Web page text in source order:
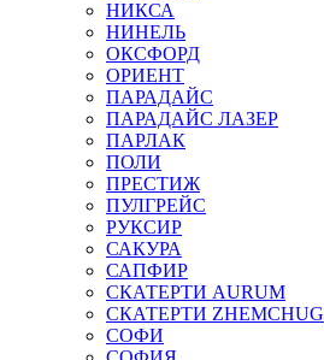
НИКСА
НИНЕЛЬ
ОКСФОРД
ОРИЕНТ
ПАРАДАЙС
ПАРАДАЙС ЛАЗЕР
ПАРЛАК
ПОЛИ
ПРЕСТИЖ
ПУЛГРЕЙС
РУКСИР
САКУРА
САПФИР
СКАТЕРТИ AURUM
СКАТЕРТИ ZHEMCHUG
СОФИ